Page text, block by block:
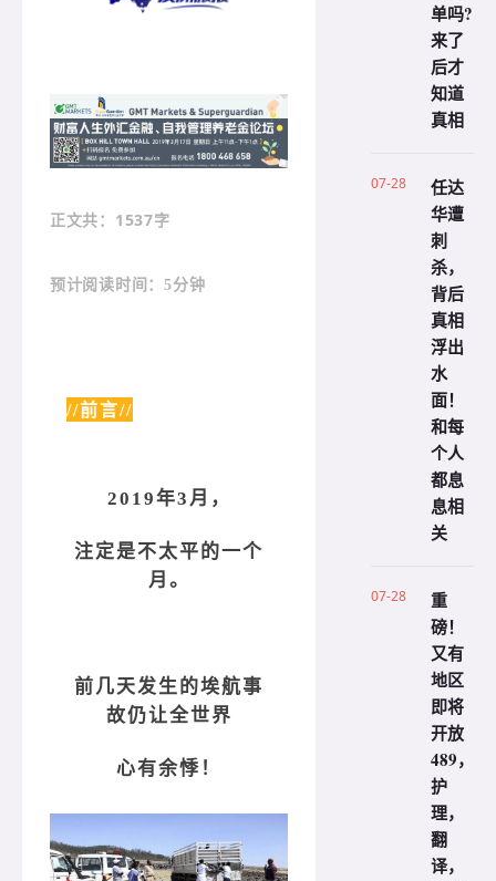
正文共 ：1537字
预计阅读时间：5分钟
//前言//
2019年3月，
注定是不太平的一个
月。
前几天发生的埃航事
故仍让全世界
心有余悸！
单吗?
来了
后才
知道
真相
07-28
任达
华遭
刺
杀，
背后
真相
浮出
水
面！
和每
个人
都息
息相
关
07-28
重
磅！
又有
地区
即将
开放
489，
护
理，
翻
译，